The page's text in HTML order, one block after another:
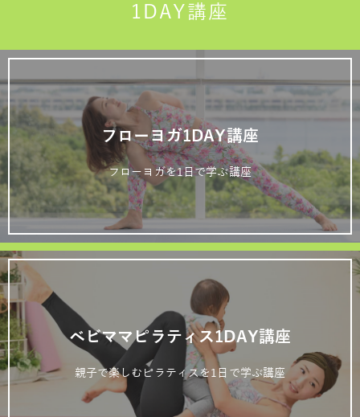
1DAY講座
フローヨガ1DAY講座
フローヨガを1日で学ぶ講座
ベビママピラティス1DAY講座
親子で楽しむピラティスを1日で学ぶ講座